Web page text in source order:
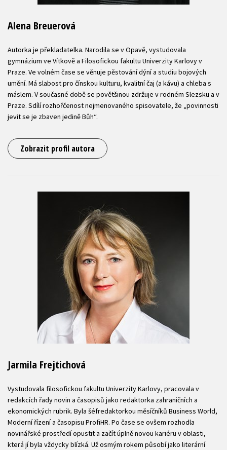
Alena Breuerová
Autorka je překladatelka. Narodila se v Opavě, vystudovala
gymnázium ve Vítkově a Filosofickou fakultu Univerzity Karlovy v
Praze. Ve volném čase se věnuje pěstování dýní a studiu bojových
umění. Má slabost pro čínskou kulturu, kvalitní čaj (a kávu) a chleba s
máslem. V současné době se povětšinou zdržuje v rodném Slezsku a v
Praze. Sdílí rozhořčenost nejmenovaného spisovatele, že „povinnosti
jevit se je zbaven jedině Bůh“.
Zobrazit profil autora
Jarmila Frejtichová
Vystudovala filosofickou fakultu Univerzity Karlovy, pracovala v
redakcích řady novin a časopisů jako redaktorka zahraničních a
ekonomických rubrik. Byla šéfredaktorkou měsíčníků Business World,
Moderní řízení a časopisu ProfiHR. Po čase se ovšem rozhodla
novinářské prostředí opustit a začít úplně novou kariéru v oblasti,
která jí byla vždycky blízká. Už osmým rokem působí jako literární